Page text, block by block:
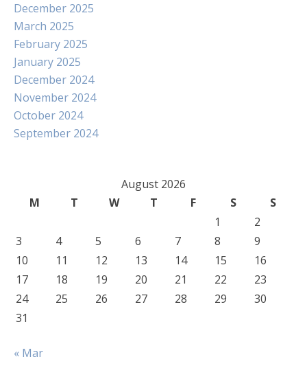
December 2025
March 2025
February 2025
January 2025
December 2024
November 2024
October 2024
September 2024
August 2026
M
T W T F S
S
1
2
3
4 5 6 7 8
9
10
11 12 13 14 15
16
17
18 19 20 21 22
23
24
25 26 27 28 29
30
31
« Mar